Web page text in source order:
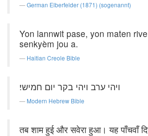
German Elberfelder (1871) (sogenannt)
Yon lannwit pase, yon maten
senkyèm jou a.
Haitian Creole Bible
ויהי ערב ויהי בקר יום חמישי׃
Modern Hebrew Bible
तब शाम हुई और सवेरा हुआ। यह पाँचवाँ